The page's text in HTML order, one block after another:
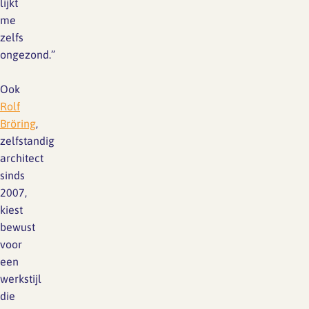
lijkt
me
zelfs
ongezond.”
Ook
Rolf
Bröring,
zelfstandig
architect
sinds
2007,
kiest
bewust
voor
een
werkstijl
die